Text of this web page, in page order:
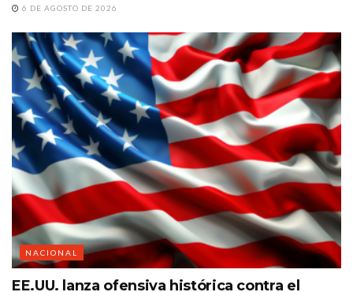
6 DE AGOSTO DE 2026
NACIONAL
EE.UU. lanza ofensiva histórica contra el